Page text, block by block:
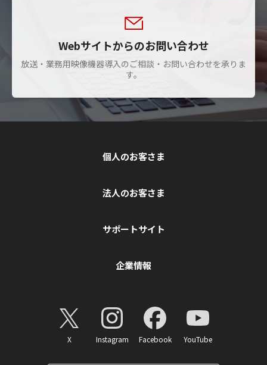
Webサイトからのお問い合わせ
放送・業務用映像機器導入のご相談・お問い合わせを承りま
す。
個人のお客さま
法人のお客さま
サポートサイト
企業情報
X Instagram Facebook YouTube